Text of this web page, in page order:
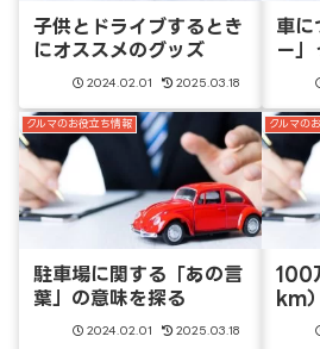
子供とドライブするとき
にオススメのグッズ
2024.02.01 2025.03.18
車に
ー」
クルマのお役立ち情報
駐車場に関する「あの言
葉」の意味を探る
2024.02.01 2025.03.18
クルマの
100
km